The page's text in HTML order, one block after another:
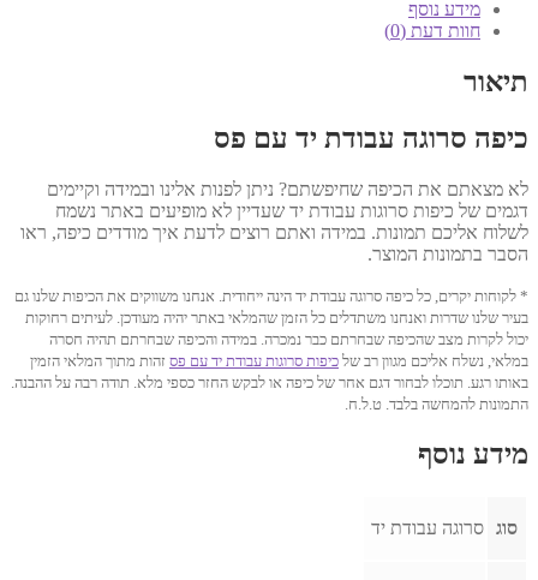
מידע נוסף
חוות דעת (0)
תיאור
כיפה סרוגה עבודת יד עם פס
לא מצאתם את הכיפה שחיפשתם? ניתן לפנות אלינו ובמידה וקיימים
דגמים של כיפות סרוגות עבודת יד שעדיין לא מופיעים באתר נשמח
לשלוח אליכם תמונות. במידה ואתם רוצים לדעת איך מודדים כיפה, ראו
הסבר בתמונות המוצר.
* לקוחות יקרים, כל כיפה סרוגה עבודת יד הינה ייחודית. אנחנו משווקים את הכיפות שלנו גם
בעיר שלנו שדרות ואנחנו משתדלים כל הזמן שהמלאי באתר יהיה מעודכן. לעיתים רחוקות
יכול לקרות מצב שהכיפה שבחרתם כבר נמכרה. במידה והכיפה שבחרתם תהיה חסרה
במלאי, נשלח אליכם מגוון רב של כיפות סרוגות עבודת יד עם פס זהות מתוך המלאי הזמין
באותו רגע. תוכלו לבחור דגם אחר של כיפה או לבקש החזר כספי מלא. תודה רבה על ההבנה.
התמונות להמחשה בלבד. ט.ל.ח.
מידע נוסף
סוג סרוגה עבודת יד